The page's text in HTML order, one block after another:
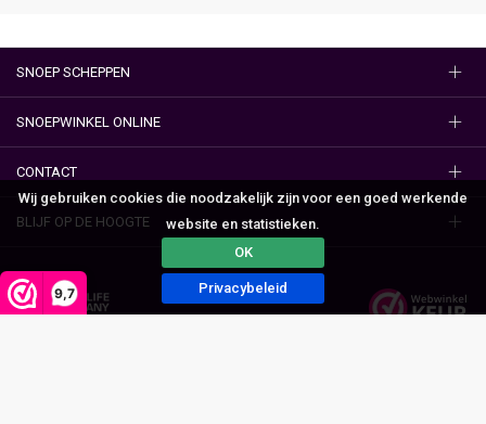
9,7
Wij gebruiken cookies die noodzakelijk zijn voor een goed werkende
website en statistieken.
OK
Privacybeleid
SNOEP SCHEPPEN
SNOEPWINKEL ONLINE
CONTACT
BLIJF OP DE HOOGTE